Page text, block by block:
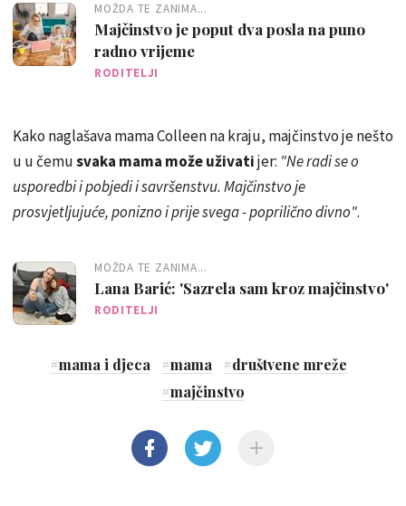
MOŽDA TE ZANIMA...
Majčinstvo je poput dva posla na puno
radno vrijeme
RODITELJI
Kako naglašava mama Colleen na kraju, majčinstvo je nešto
u u čemusvaka mama može uživatijer: "Ne radi se o
usporedbi i pobjedi i savršenstvu. Majčinstvo je
prosvjetljujuće, ponizno i prije svega - poprilično divno".
MOŽDA TE ZANIMA...
Lana Barić: 'Sazrela sam kroz majčinstvo'
RODITELJI
#mama i djeca #mama #društvene mreže
#majčinstvo